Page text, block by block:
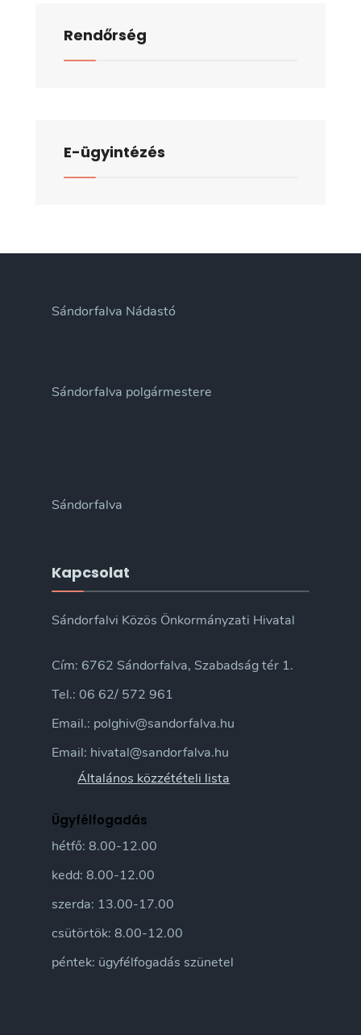
Rendőrség
E-ügyintézés
Sándorfalva Nádastó
Sándorfalva polgármestere
Sándorfalva
Kapcsolat
Sándorfalvi Közös Önkormányzati Hivatal
Cím: 6762 Sándorfalva, Szabadság tér 1.
Tel.: 06 62/ 572 961
Email.: polghiv@sandorfalva.hu
Email: hivatal@sandorfalva.hu
Általános közzétételi lista
Ügyfélfogadás
hétfő: 8.00-12.00
kedd: 8.00-12.00
szerda: 13.00-17.00
csütörtök: 8.00-12.00
péntek: ügyfélfogadás szünetel